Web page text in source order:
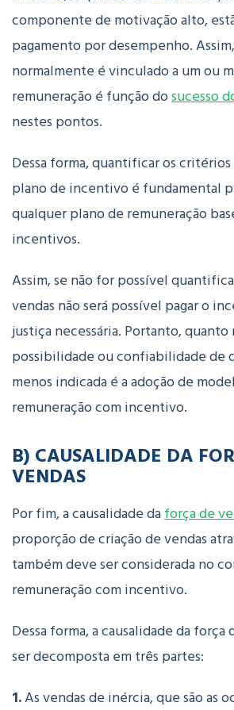
componente de motivação alto,
pagamento por desempenho.
normalmente é vinculado a um ou
remuneração é função dosucesso
nestes pontos.
Dessa forma, quantificar os
plano de incentivo é fundamental
qualquer plano de remuneração
incentivos.
Assim, se não for possível
vendas não será possível pagar o
justiça necessária. Portanto, quanto
possibilidade ou confiabilidade de
menos indicada é a adoção de
remuneração com incentivo.
B) CAUSALIDADE DA
VENDAS
Por fim, a causalidade daforça de
proporção de criação de vendas
também deve ser considerada no
remuneração com incentivo.
Dessa forma, a causalidade da força
ser decomposta em três partes:
1.As vendas de inércia, que são as